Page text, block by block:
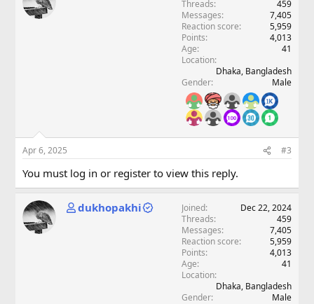
Threads
459
Messages
7,405
Reaction score
5,959
Points
4,013
Age
41
Location
Dhaka, Bangladesh
Gender
Male
Apr 6, 2025 #3
You must log in or register to view this reply.
dukhopakhi Joined
Dec 22, 2024
Threads
459
Messages
7,405
Reaction score
5,959
Points
4,013
Age
41
Location
Dhaka, Bangladesh
Gender
Male